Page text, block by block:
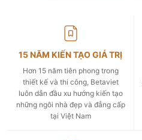
15 NĂM KIẾN TẠO GIÁ TRỊ
Hơn 15 năm tiên phong trong
thiết kế và thi công, Betaviet
luôn dẫn đầu xu hướng kiến tạo
những ngôi nhà đẹp và đẳng cấp
tại Việt Nam